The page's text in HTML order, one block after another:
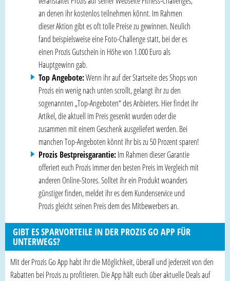
an denen ihr kostenlos teilnehmen könnt. Im Rahmen
dieser Aktion gibt es oft tolle Preise zu gewinnen. Neulich
fand beispielsweise eine Foto-Challenge statt, bei der es
einen Prozis Gutschein in Höhe von 1.000 Euro als
Hauptgewinn gab.
Top Angebote:Wenn ihr auf der Startseite des Shops von
Prozis ein wenig nach unten scrollt, gelangt ihr zu den
sogenannten „Top-Angeboten“ des Anbieters. Hier findet ihr
Artikel, die aktuell im Preis gesenkt wurden oder die
zusammen mit einem Geschenk ausgeliefert werden. Bei
manchen Top-Angeboten könnt ihr bis zu 50 Prozent sparen!
Prozis Bestpreisgarantie:Im Rahmen dieser Garantie
offeriert euch Prozis immer den besten Preis im Vergleich mit
anderen Online-Stores. Solltet ihr ein Produkt woanders
günstiger finden, meldet ihr es dem Kundenservice und
Prozis gleicht seinen Preis dem des Mitbewerbers an.
GIBT ES SPARVORTEILE IN DER PROZIS GO APP FÜR
UNTERWEGS?
Mit der Prozis Go App habt ihr die Möglichkeit, überall und jederzeit von den
Rabatten bei Prozis zu profitieren. Die App hält euch über aktuelle Deals auf